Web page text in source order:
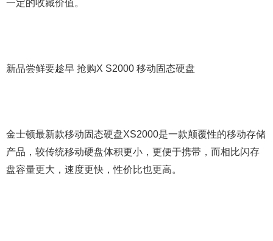
一定的收藏价值。
新品尝鲜要趁早 抢购X S2000 移动固态硬盘
金士顿最新款移动固态硬盘XS2000是一款颠覆性的移动存储
产品，较传统移动硬盘体积更小，更便于携带，而相比闪存
盘容量更大，速度更快，性价比也更高。